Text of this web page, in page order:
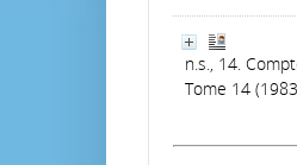
n.s., 14.
Tome 14